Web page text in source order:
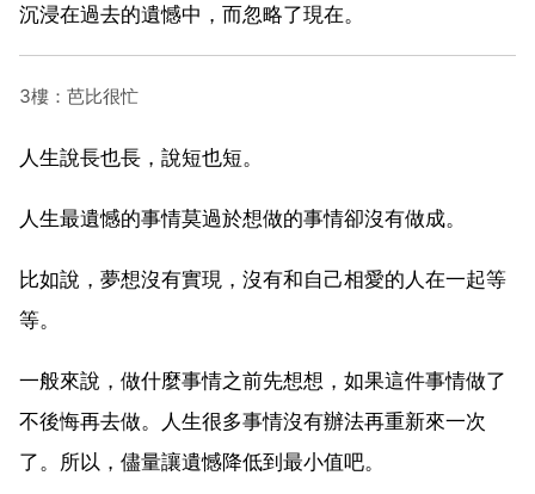
沉浸在過去的遺憾中，而忽略了現在。
3樓：芭比很忙
人生說長也長，說短也短。
人生最遺憾的事情莫過於想做的事情卻沒有做成。
比如說，夢想沒有實現，沒有和自己相愛的人在一起等
等。
一般來說，做什麼事情之前先想想，如果這件事情做了
不後悔再去做。人生很多事情沒有辦法再重新來一次
了。所以，儘量讓遺憾降低到最小值吧。